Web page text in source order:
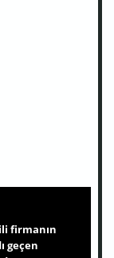
firmanın
geçen